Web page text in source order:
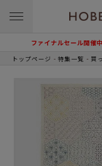
ファイナルセール開催
トップページ 特集一覧 買